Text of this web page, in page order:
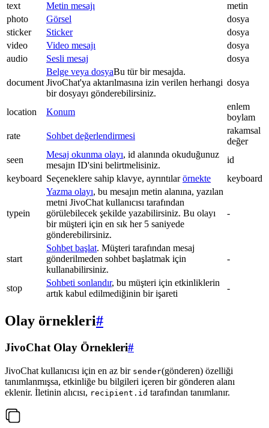
text
Metin mesajı
metin
photo
Görsel
dosya
sticker
Sticker
dosya
video
Video mesajı
dosya
audio
Sesli mesaj dosya
document
Belge veya dosyaBu tür bir mesajda.
JivoChat'ya aktarılmasına izin verilen herhangi
bir dosyayı gönderebilirsiniz.
dosya
location Konum
enlem
boylam
rate
Sohbet değerlendirmesi
rakamsal
değer
seen
Mesaj okunma olayı, id alanında okuduğunuz
mesajın ID'sini belirtmelisiniz.
id
keyboard Seçeneklere sahip klavye, ayrıntılarörnekte keyboard
typein
Yazma olayı, bu mesajın metin alanına, yazılan
metni JivoChat kullanıcısı tarafından
görülebilecek şekilde yazabilirsiniz. Bu olayı
bir müşteri için en sık her 5 saniyede
gönderebilirsiniz.
-
start
Sohbet başlat. Müşteri tarafından mesaj
gönderilmeden sohbet başlatmak için
kullanabilirsiniz.
-
stop
Sohbeti sonlandır, bu müşteri için etkinliklerin
artık kabul edilmediğinin bir işareti
-
Olay örnekleri#
JivoChat Olay Örnekleri#
JivoChat kullanıcısı için en az bir sender(gönderen) özelliği
tanımlanmışsa, etkinliğe bu bilgileri içeren bir gönderen alanı
eklenir. İletinin alıcısı, recipient.id tarafından tanımlanır.